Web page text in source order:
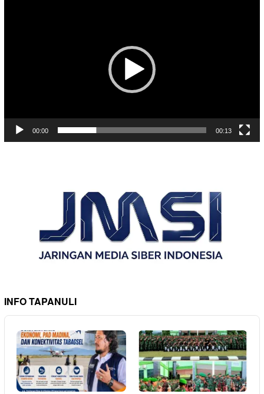
00:00 00:13
INFO TAPANULI